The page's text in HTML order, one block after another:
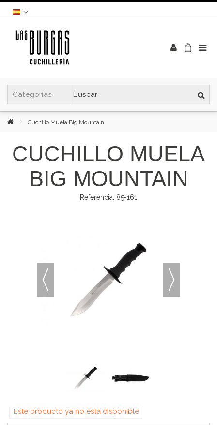
Cuchillo Muela Big Mountain
CUCHILLO MUELA
BIG MOUNTAIN
Referencia: 85-161
Este producto ya no está disponible